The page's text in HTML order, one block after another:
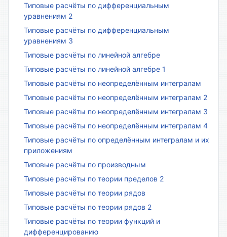
Типовые расчёты по дифференциальным
уравнениям 2
Типовые расчёты по дифференциальным
уравнениям 3
Типовые расчёты по линейной алгебре
Типовые расчёты по линейной алгебре 1
Типовые расчёты по неопределённым интегралам
Типовые расчёты по неопределённым интегралам 2
Типовые расчёты по неопределённым интегралам 3
Типовые расчёты по неопределённым интегралам 4
Типовые расчёты по определённым интегралам и их
приложениям
Типовые расчёты по производным
Типовые расчёты по теории пределов 2
Типовые расчёты по теории рядов
Типовые расчёты по теории рядов 2
Типовые расчёты по теории функций и
дифференцированию